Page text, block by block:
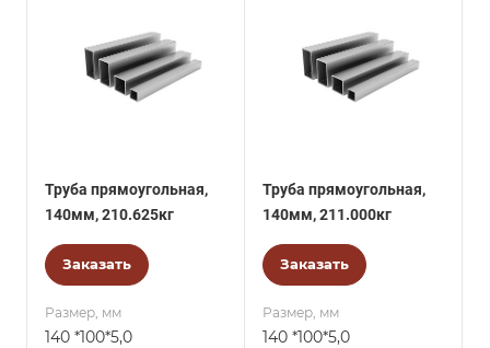
Труба прямоугольная,
140мм, 210.625кг
Заказать
Размер, мм
140 *100*5,0
Труба прямоугольная,
140мм, 211.000кг
Заказать
Размер, мм
140 *100*5,0